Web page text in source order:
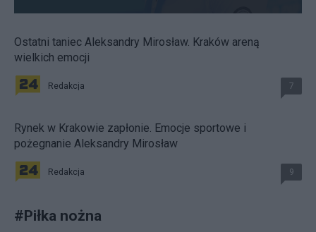
Ostatni taniec Aleksandry Mirosław. Kraków areną
wielkich emocji
Redakcja 7
Rynek w Krakowie zapłonie. Emocje sportowe i
pożegnanie Aleksandry Mirosław
Redakcja 9
#Piłka nożna